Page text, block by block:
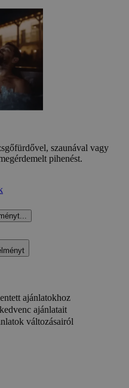
szaunával vagy
pihenést.
ajánlatokhoz
ajánlatait
változásairól